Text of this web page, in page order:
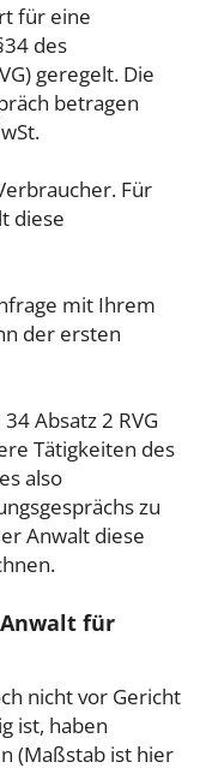
für eine
des
geregelt. Die
betragen
Für
diese
mit Ihrem
der ersten
Absatz 2 RVG
Tätigkeiten des
also
zu
Anwalt diese
für
nicht vor Gericht
ist, haben
(Maßstab ist hier